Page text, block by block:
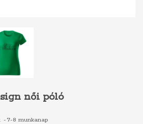
női póló
7-8 munkanap